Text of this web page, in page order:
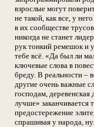
взрослые могут
не такой, как все, у
в их сообществе
никогда не станет
рук тонкий ремешок и
тебе всё. «Да был ли
ключевые слова в
бреду. В реальности –
другие очень важные
господам, деревенская
лучше» заканчивается
предостережение
спрашивая у народа,